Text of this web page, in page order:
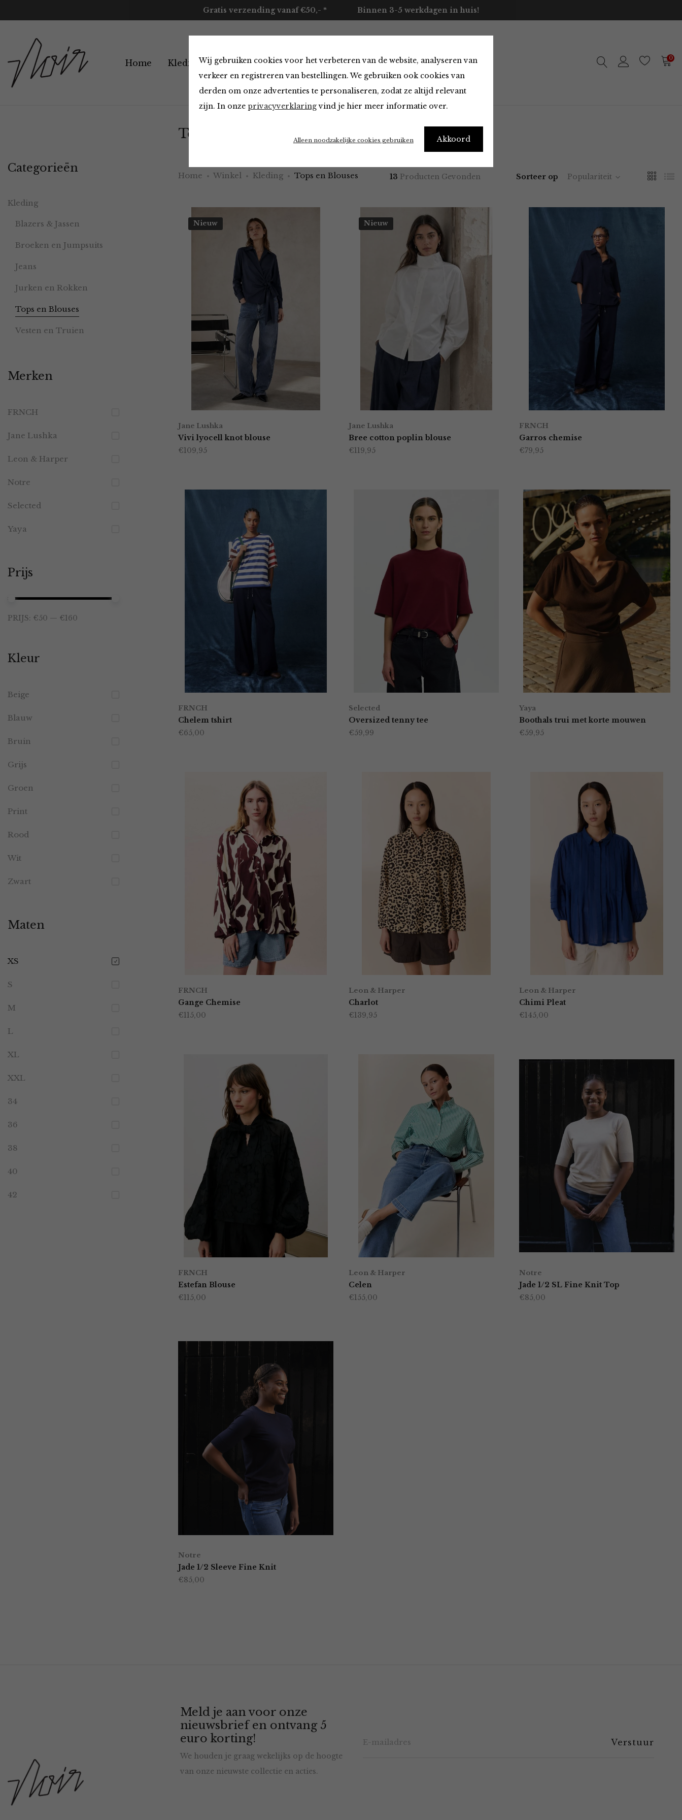
Wij gebruiken cookies voor het verbeteren van de website, analyseren van
verkeer en registreren van bestellingen. We gebruiken ook cookies van
derden om onze advertenties te personaliseren, zodat ze altijd relevant
zijn. In onze privacyverklaringvind je hier meer informatie over.
Akkoord
Alleen noodzakelijke cookies gebruiken
Gratis verzending vanaf €50,- * Binnen 3-5 werkdagen in huis!
Home Kleding Accessoires Merken Over ons Contact 0
Tops en Blouses
Home Winkel Kleding Tops en Blouses 13 Producten Gevonden Sorteer op Populariteit
Nieuw
Jane Lushka
Vivi lyocell knot blouse
€109,95
Nieuw
Jane Lushka
Bree cotton poplin blouse
€119,95
FRNCH
Garros chemise
€79,95
FRNCH
Chelem tshirt
€65,00
Selected
Oversized tenny tee
€59,99
Yaya
Boothals trui met korte mouwen
€59,95
FRNCH
Gange Chemise
€115,00
Leon & Harper
Charlot
€139,95
Leon & Harper
Chimi Pleat
€145,00
FRNCH
Estefan Blouse
€115,00
Leon & Harper
Celen
€155,00
Notre
Jade 1/2 SL Fine Knit Top
€85,00
Notre
Jade 1/2 Sleeve Fine Knit
€85,00
Categorieën
Kleding
Blazers & Jassen
Broeken en Jumpsuits
Jeans
Jurken en Rokken
Tops en Blouses
Vesten en Truien
Merken
FRNCH
Jane Lushka
Leon & Harper
Notre
Selected
Yaya
Prijs
PRIJS: €50 — €160
Kleur
Beige
Blauw
Bruin
Grijs
Groen
Print
Rood
Wit
Zwart
Maten
XS
S
M
L
XL
XXL
34
36
38
40
42
Meld je aan voor onze
nieuwsbrief en ontvang 5
euro korting!
We houden je graag wekelijks op de hoogte
van onze nieuwste collectie en acties.